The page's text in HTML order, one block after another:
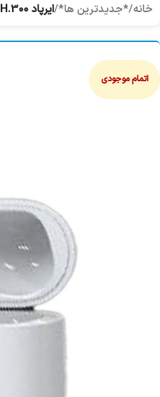
خانه/*جدیدترین ها*/ایرپاد ANIKO H.300
اتمام موجودی